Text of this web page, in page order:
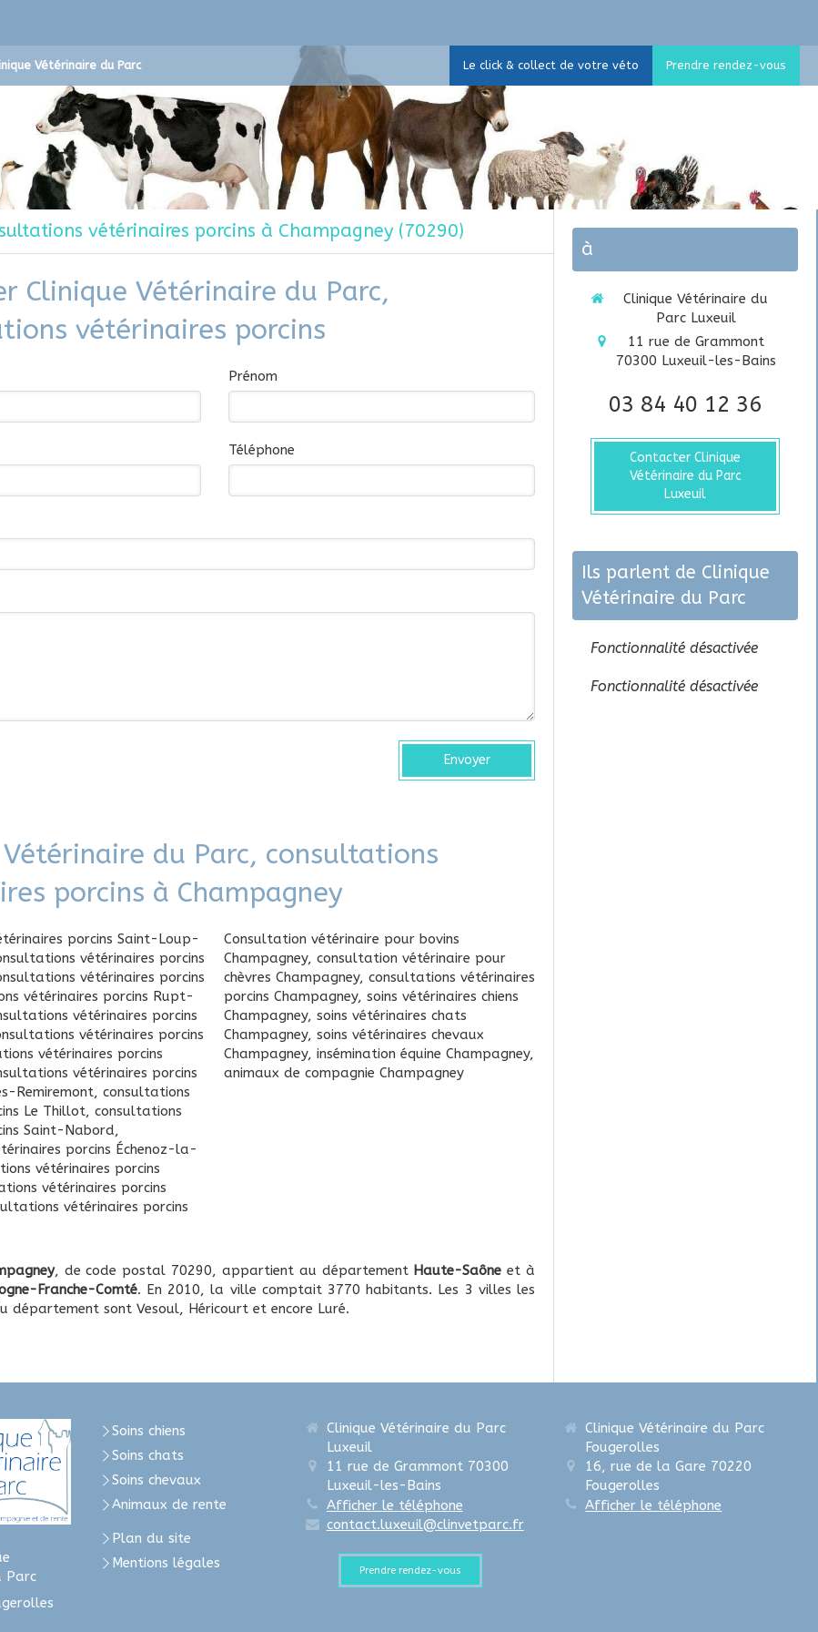
Vétérinaire du Parc Prendre rendez-vous
Le click & collect de votre véto
vétérinaires porcins à Champagney (70290)
Clinique Vétérinaire du Parc,
vétérinaires porcins
Prénom
Téléphone
Envoyer
du Parc, consultations
porcins à Champagney
porcins Saint-Loup-
vétérinaires porcins
vétérinaires porcins
vétérinaires porcins Rupt-
vétérinaires porcins
vétérinaires porcins
vétérinaires porcins
vétérinaires porcins
Remiremont,consultations
Le Thillot,consultations
Saint-Nabord,
porcins Échenoz-la-
vétérinaires porcins
vétérinaires porcins
vétérinaires porcins
Consultation vétérinaire pour bovins
Champagney,consultation vétérinaire pour
chèvres Champagney,consultations vétérinaires
porcins Champagney,soins vétérinaires chiens
Champagney,soins vétérinaires chats
Champagney,soins vétérinaires chevaux
Champagney,insémination équine Champagney,
animaux de compagnie Champagney
, de code postal 70290, appartient au département Haute-Saône et à
Franche-Comté. En 2010, la ville comptait 3770 habitants. Les 3 villes les
département sont Vesoul, Héricourt et encore Luré.
à
Clinique Vétérinaire du
Parc Luxeuil
11 rue de Grammont
70300 Luxeuil-les-Bains
03 84 40 12 36
Contacter Clinique
Vétérinaire du Parc
Luxeuil
Ils parlent de Clinique
Vétérinaire du Parc
Fonctionnalité désactivée
Fonctionnalité désactivée
Parc
Soins chiens
Soins chats
Soins chevaux
Animaux de rente
Plan du site
Mentions légales
Clinique Vétérinaire du Parc
Luxeuil
11 rue de Grammont 70300
Luxeuil-les-Bains
Afficher le téléphone
contact.luxeuil@clinvetparc.fr
Prendre rendez-vous
Clinique Vétérinaire du Parc
Fougerolles
16, rue de la Gare 70220
Fougerolles
Afficher le téléphone